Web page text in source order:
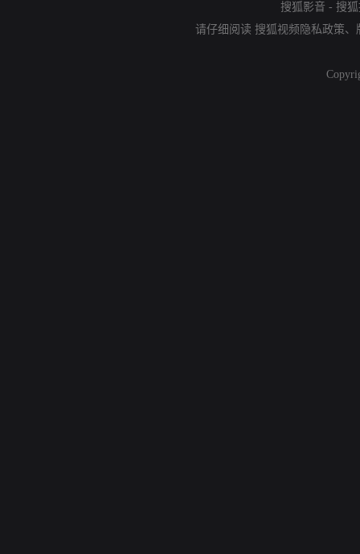
搜狐影音 - 搜
请仔细阅读 搜狐视频隐私政策、